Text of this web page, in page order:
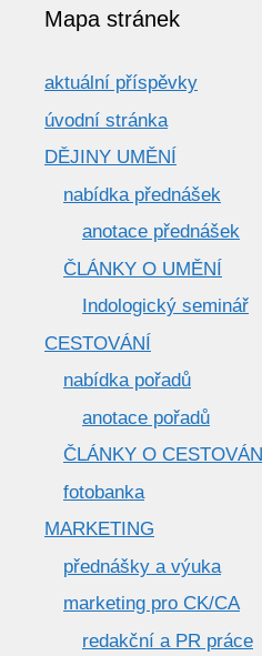
Mapa stránek
aktuální příspěvky
úvodní stránka
DĚJINY UMĚNÍ
nabídka přednášek
anotace přednášek
ČLÁNKY O UMĚNÍ
Indologický seminář
CESTOVÁNÍ
nabídka pořadů
anotace pořadů
ČLÁNKY O CESTOVÁNÍ
fotobanka
MARKETING
přednášky a výuka
marketing pro CK/CA
redakční a PR práce